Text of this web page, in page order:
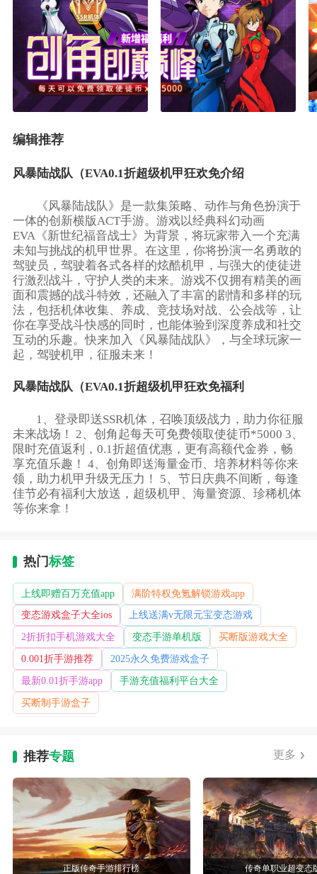
编辑推荐
风暴陆战队（EVA0.1折超级机甲狂欢免介绍
《风暴陆战队》是一款集策略、动作与角色扮演于
一体的创新横版ACT手游。游戏以经典科幻动画
EVA《新世纪福音战士》为背景，将玩家带入一个充满
未知与挑战的机甲世界。在这里，你将扮演一名勇敢的
驾驶员，驾驶着各式各样的炫酷机甲，与强大的使徒进
行激烈战斗，守护人类的未来。游戏不仅拥有精美的画
面和震撼的战斗特效，还融入了丰富的剧情和多样的玩
法，包括机体收集、养成、竞技场对战、公会战等，让
你在享受战斗快感的同时，也能体验到深度养成和社交
互动的乐趣。快来加入《风暴陆战队》，与全球玩家一
起，驾驶机甲，征服未来！
风暴陆战队（EVA0.1折超级机甲狂欢免福利
1、登录即送SSR机体，召唤顶级战力，助力你征服
未来战场！ 2、创角起每天可免费领取使徒币*5000 3、
限时充值返利，0.1折超值优惠，更有高额代金券，畅
享充值乐趣！ 4、创角即送海量金币、培养材料等你来
领，助力机甲升级无压力！ 5、节日庆典不间断，每逢
佳节必有福利大放送，超级机甲、海量资源、珍稀机体
等你来拿！
热门标签
上线即赠百万充值app
满阶特权免氪解锁游戏app
变态游戏盒子大全ios
上线送满v无限元宝变态游戏
2折折扣手机游戏大全
变态手游单机版
买断版游戏大全
0.001折手游推荐
2025永久免费游戏盒子
最新0.01折手游app
手游充值福利平台大全
买断制手游盒子
推荐专题 更多
正版传奇手游排行榜 传奇单职业超变态